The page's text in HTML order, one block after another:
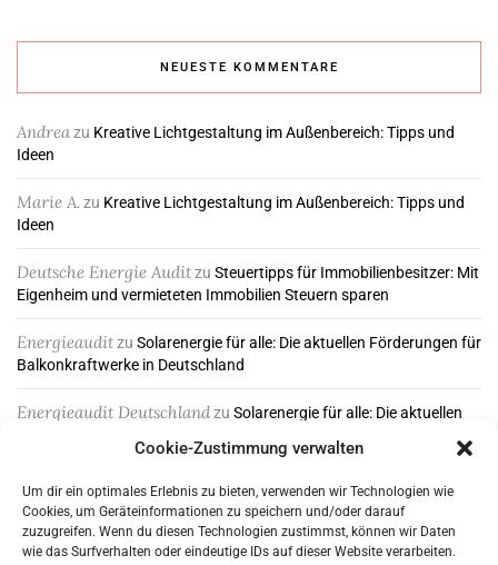
Cookie-Zustimmung verwalten
Um dir ein optimales Erlebnis zu bieten, verwenden wir Technologien wie
Cookies, um Geräteinformationen zu speichern und/oder darauf
zuzugreifen. Wenn du diesen Technologien zustimmst, können wir Daten
wie das Surfverhalten oder eindeutige IDs auf dieser Website verarbeiten.
NEUESTE KOMMENTARE
Andreazu Kreative Lichtgestaltung im Außenbereich: Tipps und
Ideen
Marie A.zu Kreative Lichtgestaltung im Außenbereich: Tipps und
Ideen
Deutsche Energie Auditzu Steuertipps für Immobilienbesitzer: Mit
Eigenheim und vermieteten Immobilien Steuern sparen
Energieauditzu Solarenergie für alle: Die aktuellen Förderungen für
Balkonkraftwerke in Deutschland
Energieaudit Deutschlandzu Solarenergie für alle: Die aktuellen
ABONNIEREN & FOLGEN